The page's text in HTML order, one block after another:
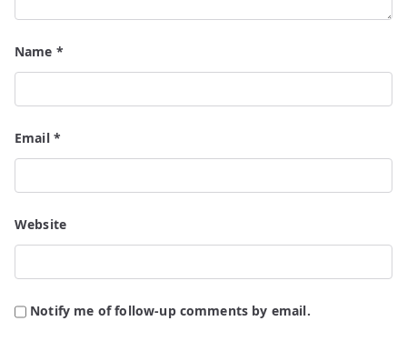
Name *
Email *
Website
Notify me of follow-up comments by email.